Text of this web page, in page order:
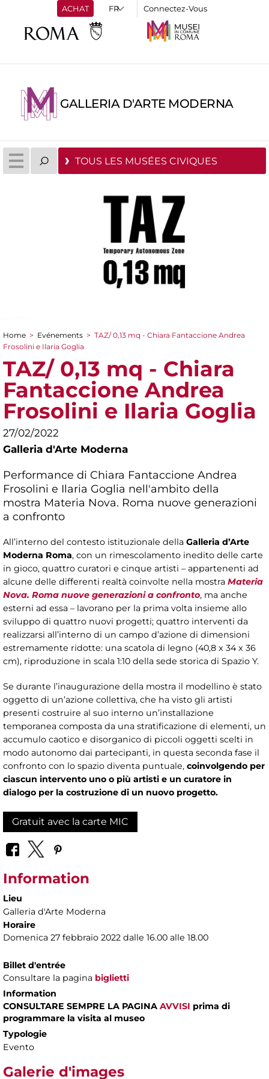
ACHAT Connectez-Vous
GALLERIA D'ARTE MODERNA
TOUS LES MUSÉES CIVIQUES
You are here
Home > Evénements > TAZ/ 0,13 mq - Chiara Fantaccione Andrea
Frosolini e Ilaria Goglia
TAZ/ 0,13 mq - Chiara
Fantaccione Andrea
Frosolini e Ilaria Goglia
27/02/2022
Galleria d'Arte Moderna
Performance di Chiara Fantaccione Andrea
Frosolini e Ilaria Goglia nell'ambito della
mostra Materia Nova. Roma nuove generazioni
a confronto
All’interno del contesto istituzionale della Galleria d’Arte
Moderna Roma, con un rimescolamento inedito delle carte
in gioco, quattro curatori e cinque artisti – appartenenti ad
alcune delle differenti realtà coinvolte nella mostra Materia
Nova. Roma nuove generazioni a confronto, ma anche
esterni ad essa – lavorano per la prima volta insieme allo
sviluppo di quattro nuovi progetti; quattro interventi da
realizzarsi all’interno di un campo d’azione di dimensioni
estremamente ridotte: una scatola di legno (40,8 x 34 x 36
cm), riproduzione in scala 1:10 della sede storica di Spazio Y.
Se durante l’inaugurazione della mostra il modellino è stato
oggetto di un’azione collettiva, che ha visto gli artisti
presenti costruire al suo interno un’installazione
temporanea composta da una stratificazione di elementi, un
accumulo caotico e disorganico di piccoli oggetti scelti in
modo autonomo dai partecipanti, in questa seconda fase il
confronto con lo spazio diventa puntuale, coinvolgendo per
ciascun intervento uno o più artisti e un curatore in
dialogo per la costruzione di un nuovo progetto.
Gratuit avec la carte MIC
Information
Lieu
Galleria d'Arte Moderna
Horaire
Domenica 27 febbraio 2022 dalle 16.00 alle 18.00
Billet d'entrée
Consultare la pagina biglietti
Information
CONSULTARE SEMPRE LA PAGINA AVVISI prima di
programmare la visita al museo
Typologie
Evento
Galerie d'images